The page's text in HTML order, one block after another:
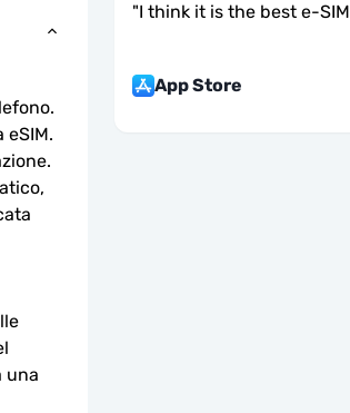
eSIM.
una
"I think it is the best e-
App Store